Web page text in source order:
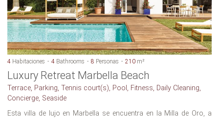
4 Habitaciones 4 Bathrooms 8 Personas 210 m²
Luxury Retreat Marbella Beach
Terrace, Parking, Tennis court(s), Pool, Fitness, Daily Cleaning,
Concierge, Seaside
Esta villa de lujo en Marbella se encuentra en la Milla de Oro, a